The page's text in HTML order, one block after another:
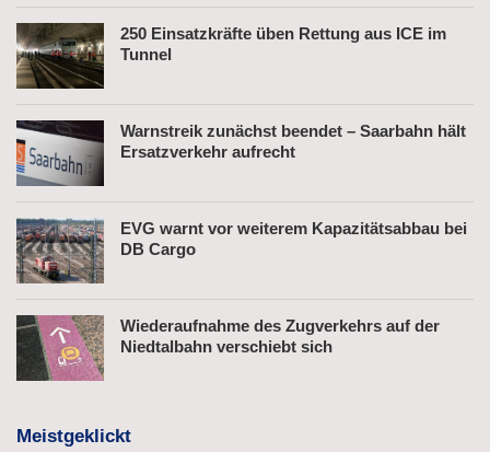
250 Einsatzkräfte üben Rettung aus ICE im
Tunnel
Warnstreik zunächst beendet – Saarbahn hält
Ersatzverkehr aufrecht
EVG warnt vor weiterem Kapazitätsabbau bei
DB Cargo
Wiederaufnahme des Zugverkehrs auf der
Niedtalbahn verschiebt sich
Meistgeklickt